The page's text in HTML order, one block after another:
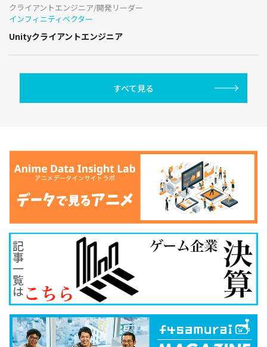
クライアントエンジニア/開発リーダー
インフィニティベクター
Unityクライアントエンジニア
すべて見る